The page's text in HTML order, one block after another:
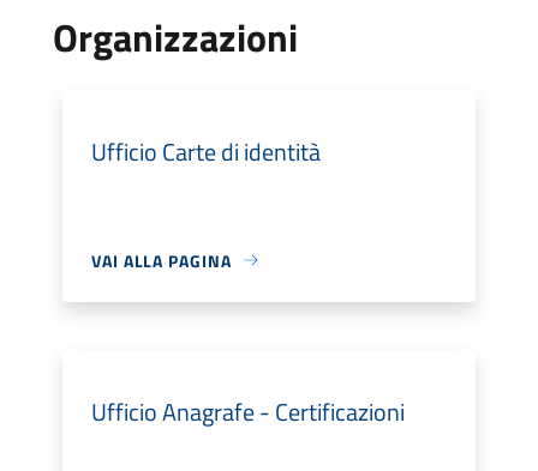
Organizzazioni
Ufficio Carte di identità
VAI ALLA PAGINA
Ufficio Anagrafe - Certificazioni